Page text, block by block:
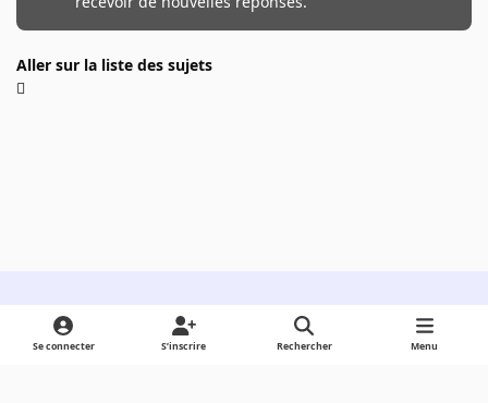
Aller sur la liste des sujets
Light ModeDark ModeSystem Preference
Se connecter S’inscrire Rechercher Menu